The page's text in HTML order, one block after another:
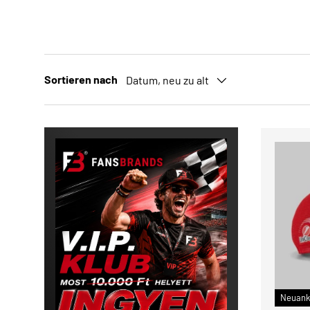
Sortieren nach Datum, neu zu alt